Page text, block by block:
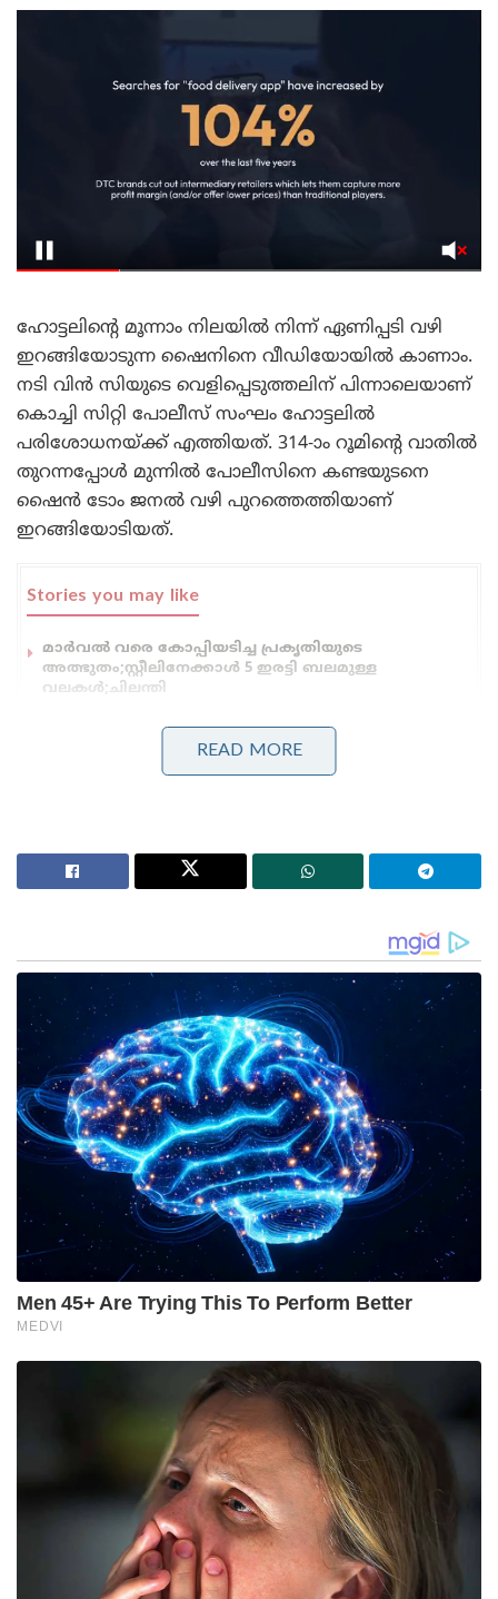
ഹോട്ടലിന്റെ മൂന്നാം നിലയിൽ നിന്ന് ഏണിപ്പടി വഴി
ഇറങ്ങിയോടുന്ന ഷൈനിനെ വീഡിയോയിൽ കാണാം.
നടി വിൻ സിയുടെ വെളിപ്പെടുത്തലിന് പിന്നാലെയാണ്
കൊച്ചി സിറ്റി പോലീസ് സംഘം ഹോട്ടലിൽ
പരിശോധനയ്ക്ക് എത്തിയത്. 314-ാം റൂമിന്റെ വാതിൽ
തുറന്നപ്പോൾ മുന്നിൽ പോലീസിനെ കണ്ടയുടനെ
ഷൈൻ ടോം ജനൽ വഴി പുറത്തെത്തിയാണ്
ഇറങ്ങിയോടിയത്.
Stories you may like
മാർവൽ വരെ കോപ്പിയടിച്ച പ്രകൃതിയുടെ
അത്ഭുതം;സ്റ്റീലിനേക്കാൾ 5 ഇരട്ടി ബലമുള്ള
വലകൾ;ചിലന്തി
പാക് ഐ.എസ്.ഐ നീക്കം!’: തുർക്കി പിസ്റ്റളുകളും
ഓൺലൈൻ ബ്രെയിൻവാഷിംഗും
ഈയിടെയാണ് കോടതി വെറുതെ വിട്ടത്.
അതിനിടെയാണ് സമാനസംഭവം. കൊച്ചി
പിടിയിലാവുന്നത്. 2015 ജനുവരി 30 നായിരുന്നു
സംഭവം. കേസിൽ ഷൈൻ
കുറ്റവിമുക്തനാക്കപ്പെടുകയായിരുന്നു.
ഷൈൻ ടോം ചാക്കോ സിനിമാ സെറ്റിൽ ലഹരി
ഉപയോഗിച്ച് മോശമായി പെരുമാറിയെന്ന് കാണിച്ച്
നടി വിൻസി അലോഷ്യസ് ഫിലിം ചേംബറിന് പരാതി
നൽകിയിട്ടുണ്ട്. ഷൂട്ടിംഗിനിടെ ഒരു പ്രധാന ആർട്ടിസ്റ്റ്
മയക്കുമരുന്ന് ഉപയോഗിച്ച് മോശമായ രീതിയിൽ
പെരുമാറി. സീൻ പ്രാക്ടീസിനിടെ ഇയാളുടെ
വായിൽനിന്ന് വെള്ളനിറത്തിലുള്ള എന്തോ
പുറത്തേക്ക് തെറിച്ചിരുന്നെന്ന് നടി മുമ്പ് സോഷ്യൽ
മീഡിയയിലൂടെ തുറന്നുപറഞ്ഞിരുന്നു. എന്നാൽ
READ MORE